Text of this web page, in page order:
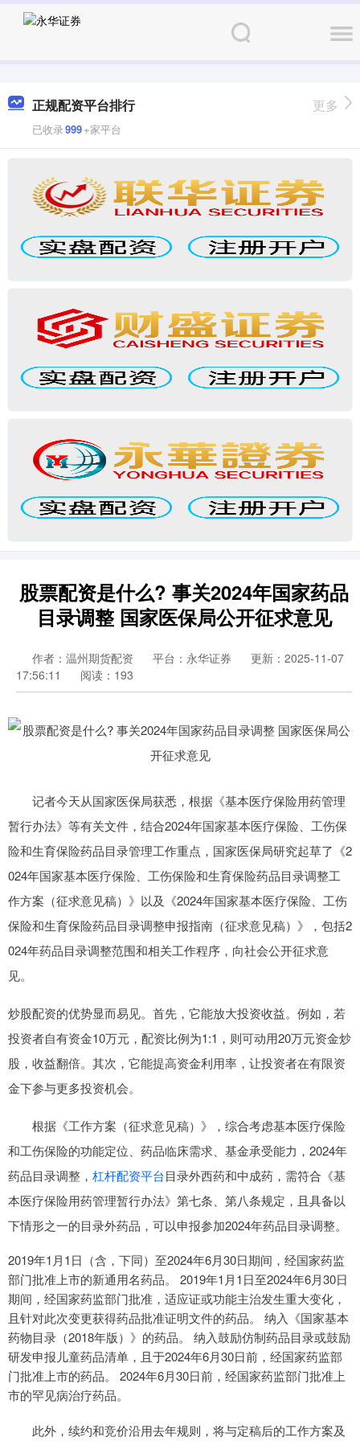
正规配资平台排行
已收录999+家平台
更多
股票配资是什么? 事关2024年国家药品
目录调整 国家医保局公开征求意见
作者：温州期货配资 平台：永华证券
更新：2025-11-07
17:56:11
阅读：193
记者今天从国家医保局获悉，根据《基本医疗保险用药管理
暂行办法》等有关文件，结合2024年国家基本医疗保险、工伤保
险和生育保险药品目录管理工作重点，国家医保局研究起草了《2
024年国家基本医疗保险、工伤保险和生育保险药品目录调整工
作方案（征求意见稿）》以及《2024年国家基本医疗保险、工伤
保险和生育保险药品目录调整申报指南（征求意见稿）》，包括2
024年药品目录调整范围和相关工作程序，向社会公开征求意
见。
炒股配资的优势显而易见。首先，它能放大投资收益。例如，若
投资者自有资金10万元，配资比例为1:1，则可动用20万元资金炒
股，收益翻倍。其次，它能提高资金利用率，让投资者在有限资
金下参与更多投资机会。
根据《工作方案（征求意见稿）》，综合考虑基本医疗保险
和工伤保险的功能定位、药品临床需求、基金承受能力，2024年
药品目录调整， 杠杆配资平台目录外西药和中成药，需符合《基
本医疗保险用药管理暂行办法》第七条、第八条规定，且具备以
下情形之一的目录外药品，可以申报参加2024年药品目录调整。
2019年1月1日（含，下同）至2024年6月30日期间，经国家药监
部门批准上市的新通用名药品。 2019年1月1日至2024年6月30日
期间，经国家药监部门批准，适应证或功能主治发生重大变化，
且针对此次变更获得药品批准证明文件的药品。 纳入《国家基本
药物目录（2018年版）》的药品。 纳入鼓励仿制药品目录或鼓励
研发申报儿童药品清单，且于2024年6月30日前，经国家药监部
门批准上市的药品。 2024年6月30日前，经国家药监部门批准上
市的罕见病治疗药品。
此外，续约和竞价沿用去年规则，将与定稿后的工作方案及